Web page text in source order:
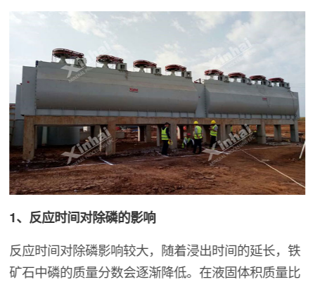
1、反应时间对除磷的影响
反应时间对除磷影响较大，随着浸出时间的延长，铁
矿石中磷的质量分数会逐渐降低。在液固体积质量比